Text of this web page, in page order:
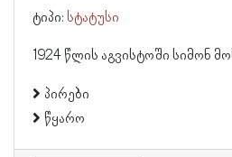
ტიპი: სტატუსი
1924 წლის აგვისტოში სიმონ
პირები
წყარო